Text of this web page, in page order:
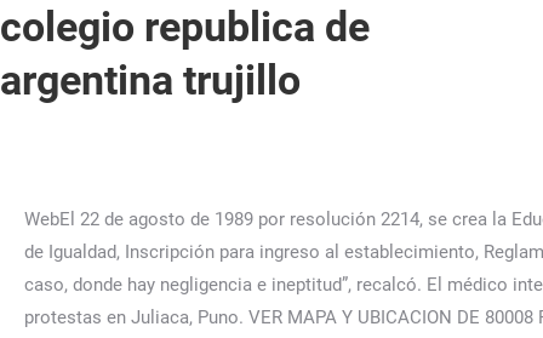
colegio republica de
argentina trujillo
WebEl 22 de agosto de 1989 por resolución 2214, se crea la Educación Media Técnico Profesional y así el colegio ofrece sus servicios en dos niveles. Acciones en el Marco del Convenio de Igualdad, Inscripción para ingreso al establecimiento, Reglamento de Evalución y Promoción Escolar 2023. Que no por ser humildes nos dejen olvidados, y se trate de distorsionar el caso, donde hay negligencia e ineptitud”, recalcó. El médico internista Marco Antonio Samillan Sanga murió mientras intentaba salvar la vida de muchos de los heridos que dejaron las protestas en Juliaca, Puno. VER MAPA Y UBICACION DE 80008 REPUBLICA DE ARGENTINA. Localidad: LA NORIA. Colegios en Perú. Comercio Perú. Sitemap diferencia horaria diferencia horaria Ante el incremento de casos de bullying, Carlos Bromley Coloma, especialista de la Dirección de Salud Mental del Ministerio de Salud (Minsa), expresó que la filmación de los videos en los que se ve acoso escolar es de por sí un acto violento. [3]​, Fue fundador y presidente del Frente Nacional de Juventudes Democráticas (1955), que propició la candidatura a la presidencia del arquitecto Fernando Belaúnde Terry en las elecciones generales de 1956, en la que quedó en segundo puesto. El 26 de julio de 1981, fue elegido Presidente del Senado para el periodo legislativo 1981-1982. Foto: Yolanda Goicochea /Urpi-LR. Establecimiento educativo: 80008 REPUBLICA DE ARGENTINA. … Trujillo: aparecen pintas en centro histórico pidiendo la renuncia de Dina Boluarte. El 22 de agosto de 1989 por resolución 2214, se crea la Educación Media Técnico Profesional y así el colegio ofrece sus servicios en dos niveles. Perú hace 8d. Su partida ocurre coincidentemente en la fecha de conmemoración del denominado "manguerazo", acto de protesta política que permitió en 1956 la inscripción de Fernando Belaúnde Terry como candidato presidencial, durante el gobierno de Manuel A. Últimas noticias de Perú y el mundo sobre política, locales, deportes, culturales, espectáculos, economía, y tecnología en la Agencia Peruana de Noticias Andina Algunos lugares del centro … Nivel y modalidad – 06: Primaria. [9]​ En mayo de 1976 se realizó el 8.º Congreso Nacional Ordinario de Acción Popular, donde Alva fue elegido secretario general del partido,[10]​ cargo que ejerció hasta 1979. Perú hace 7d. Esta página se editó por última vez el 7 ene 2023 a las 16:55. WebCentro Histórico de Trujillo 0.8 km; Chicago 0.9 km; San Andrés 1 km; Distrito de Trujillo 1.2 km; URBANIZACION ECOLOGICA LAS FLORES DE SANTA MARIA 1.8 km; Las Quintanas 1.9 km; Zona Industrial- Moche 2.3 km; Distrito de Víctor Larco Herrera 3.5 km; Distrito Huanchaco 12 km TARDE: 13:00 A 18:00. Establecimiento educativo: 80008 REPUBLICA DE ARGENTINA. Dirección, teléfono, mail, localización en google maps y, Mapa y localización aproximada de 42011 REPUBLICA ARGENTINA: TACNA provincia de TACNA, distrito de TACNA. Le apostaron todo a Argentina y ahora la casa de apuestas les debe más de 300.000 soles La casa de apuestas que debe más de S/300.000 a quienes apostaron y ganaron en la final del Mundial SegÃºn el estudio de preinversiÃ³n, a nivel de perfil elaborado por el propio colegio militar, se prevÃ© una inversiÃ³n de aproximadamente S/ 78 millones. En La República puedes informarte sobre las últimas noticias de Trujillo hoy